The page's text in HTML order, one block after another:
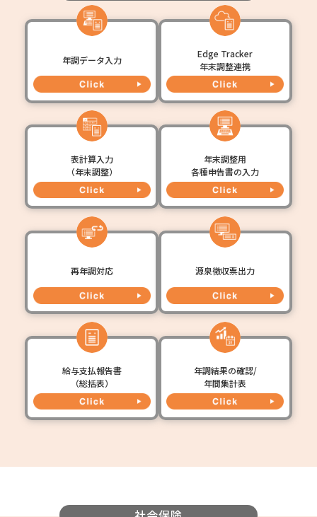
年調データ入力
Edge Tracker
年末調整連携
表計算入力
（年末調整）
年末調整用
各種申告書の入力
再年調対応 源泉徴収票出力
給与支払報告書
（総括表）
年調結果の確認/
年間集計表